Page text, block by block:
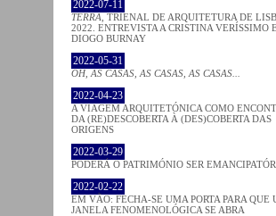
2022-07-11
TERRA , TRIENAL DE ARQUITETURA DE
2022. ENTREVISTA A CRISTINA VERÍSSIMO E
DIOGO BURNAY
2022-05-31
OH, AS CASAS, AS CASAS, AS CASAS...
2022-04-23
A VIAGEM ARQUITETÓNICA COMO
DA (RE)DESCOBERTA À (DES)COBERTA DAS
ORIGENS
2022-03-29
PODERÁ O PATRIMÓNIO SER
2022-02-22
EM VÃO: FECHA-SE UMA PORTA PARA QUE
JANELA FENOMENOLÓGICA SE ABRA